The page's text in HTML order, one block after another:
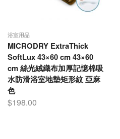
浴室用品
MICRODRY ExtraThick
SoftLux 43×60 cm 43×60
cm 絲光絨織布加厚記憶棉吸
水防滑浴室地墊矩形紋 亞麻
色
$198.00